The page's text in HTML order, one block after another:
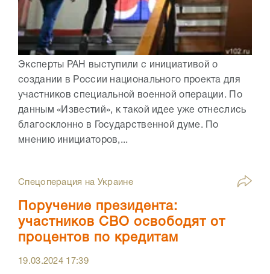
Эксперты РАН выступили с инициативой о
создании в России национального проекта для
участников специальной военной операции. По
данным «Известий», к такой идее уже отнеслись
благосклонно в Государственной думе. По
мнению инициаторов,...
Спецоперация на Украине
Поручение президента:
участников СВО освободят от
процентов по кредитам
19.03.2024 17:39